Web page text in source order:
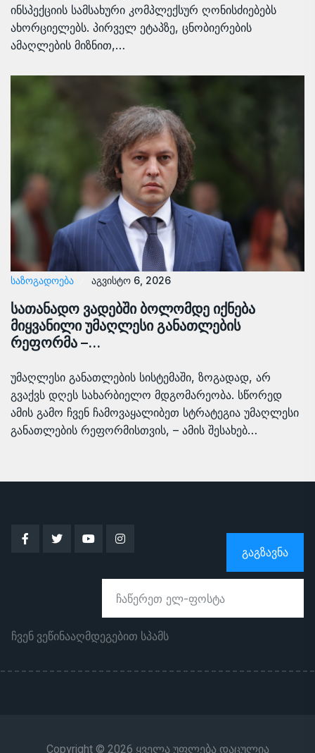
ინსპექციის სამსახური კომპლექსურ ღონისძიებებს
ახორციელებს. პირველ ეტაპზე, ცნობიერების
ამაღლების მიზნით,…
ᲡᲐᲖᲝᲒᲐᲓᲝᲔᲑᲐ აგვისტო 6, 2026
სათანადო ვადებში ბოლომდე იქნება
მიყვანილი უმაღლესი განათლების
რეფორმა –…
უმაღლესი განათლების სისტემაში, ზოგადად, არ
გვაქვს დღეს სახარბიელო მდგომარეობა. სწორედ
ამის გამო ჩვენ ჩამოვაყალიბეთ სტრატეგია უმაღლესი
განათლების რეფორმისთვის, – ამის შესახებ…
ᲒᲐᲒᲖᲐᲕᲜᲐ
ჩვენ ვეწინააღმდეგებით სპამს